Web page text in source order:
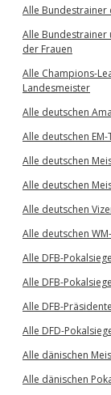
Alle
Alle
der Frauen
Alle Champions-
Landesmeister
Alle deutschen
Alle deutschen
Alle deutschen
Alle deutschen
Alle deutschen
Alle deutschen
Alle DFB-
Alle DFB-
Alle DFB-
Alle DFD-
Alle dänischen
Alle dänischen